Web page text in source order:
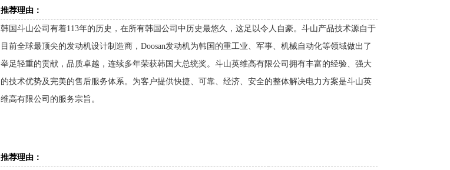
推荐理由：
韩国斗山公司有着113年的历史，在所有韩国公司中历史最悠久，这足以令人自豪。斗山产品技术源自于
目前全球最顶尖的发动机设计制造商，Doosan发动机为韩国的重工业、军事、机械自动化等领域做出了
举足轻重的贡献，品质卓越，连续多年荣获韩国大总统奖。斗山英维高有限公司拥有丰富的经验、强大
的技术优势及完美的售后服务体系。为客户提供快捷、可靠、经济、安全的整体解决电力方案是斗山英
维高有限公司的服务宗旨。
推荐理由：